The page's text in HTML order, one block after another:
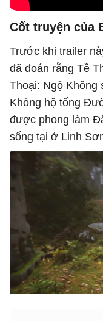
Cốt truyện của
Trước khi trailer
đã đoán rằng Tề
Thoại: Ngộ Không
Không hộ tống
được phong làm
sống tại ở Linh